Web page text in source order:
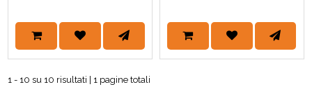
1 - 10 su 10 risultati | 1 pagine totali